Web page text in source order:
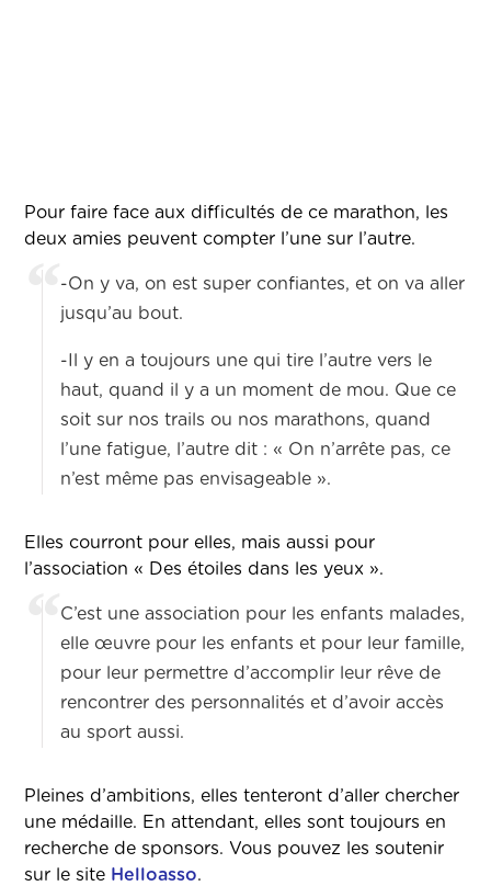
Pour faire face aux difficultés de ce marathon, les
deux amies peuvent compter l’une sur l’autre.
-On y va, on est super confiantes, et on va aller
jusqu’au bout.
-Il y en a toujours une qui tire l’autre vers le
haut, quand il y a un moment de mou. Que ce
soit sur nos trails ou nos marathons, quand
l’une fatigue, l’autre dit : « On n’arrête pas, ce
n’est même pas envisageable ».
Elles courront pour elles, mais aussi pour
l’association « Des étoiles dans les yeux ».
C’est une association pour les enfants malades,
elle œuvre pour les enfants et pour leur famille,
pour leur permettre d’accomplir leur rêve de
rencontrer des personnalités et d’avoir accès
au sport aussi.
Pleines d’ambitions, elles tenteront d’aller chercher
une médaille. En attendant, elles sont toujours en
recherche de sponsors. Vous pouvez les soutenir
sur le site Helloasso.